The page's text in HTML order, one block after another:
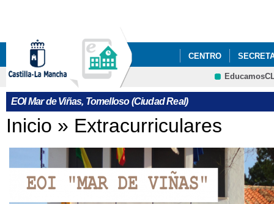
CENTRO
CORREO WEB
EOI Mar de Viñas, Tomelloso (Ciudad Real)
Se encuentra usted aquí
Inicio » Extracurriculares